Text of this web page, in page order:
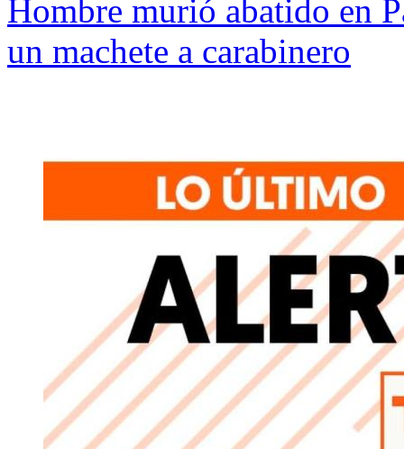
Hombre murió abatido en
un machete a carabinero